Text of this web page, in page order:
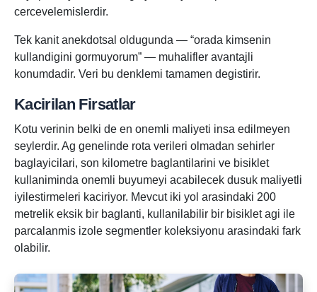
cercevelemislerdir.
Tek kanit anekdotsal oldugunda — “orada kimsenin
kullandigini gormuyorum” — muhalifler avantajli
konumdadir. Veri bu denklemi tamamen degistirir.
Kacirilan Firsatlar
Kotu verinin belki de en onemli maliyeti insa edilmeyen
seylerdir. Ag genelinde rota verileri olmadan sehirler
baglayicilari, son kilometre baglantilarini ve bisiklet
kullaniminda onemli buyumeyi acabilecek dusuk maliyetli
iyilestirmeleri kaciriyor. Mevcut iki yol arasindaki 200
metrelik eksik bir baglanti, kullanilabilir bir bisiklet agi ile
parcalanmis izole segmentler koleksiyonu arasindaki fark
olabilir.